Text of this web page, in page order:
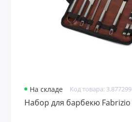
На складе Код товара: 3.877299
Набор для барбекю Fabrizio